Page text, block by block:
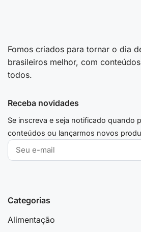
Fomos criados para tornar o dia
brasileiros melhor, com
todos.
Categorias
Alimentação
Receba novidades
Se inscreva e seja notificado quando
conteúdos ou lançarmos novos